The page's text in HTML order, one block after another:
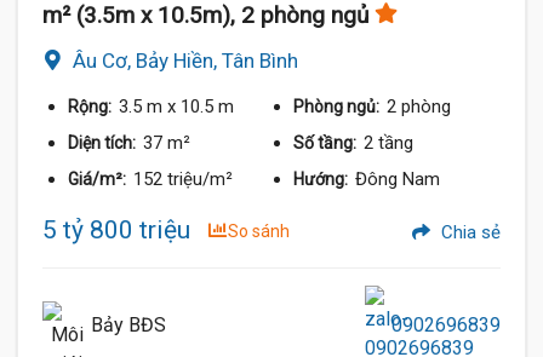
m² (3.5m x 10.5m), 2 phòng ngủ
Âu Cơ, Bảy Hiền, Tân Bình
Rộng: 3.5 m x 10.5 m Phòng ngủ: 2 phòng
Diện tích: 37 m² Số tầng: 2 tầng
Giá/m²: 152 triệu/m² Hướng: Đông Nam
5 tỷ 800 triệu So sánh Chia sẻ
Bảy BĐS 0902696839